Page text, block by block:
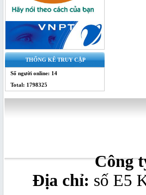
Bộ Chia Quang 1x4 Box - splitter
quang
THỐNG KÊ TRUY CẬP
Số người online: 14
Total: 1798325
Công
Địa chỉ: số E5